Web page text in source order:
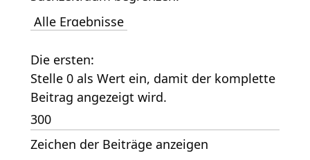
Die ersten:
Stelle 0 als Wert ein, damit der komplette
Beitrag angezeigt wird.
Zeichen der Beiträge anzeigen